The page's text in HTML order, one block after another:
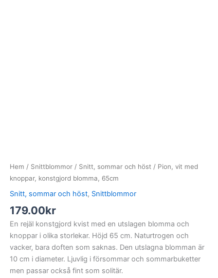
Hem / Snittblommor / Snitt, sommar och höst / Pion, vit med
knoppar, konstgjord blomma, 65cm
Snitt, sommar och höst, Snittblommor
179.00kr
En rejäl konstgjord kvist med en utslagen blomma och
knoppar i olika storlekar. Höjd 65 cm. Naturtrogen och
vacker, bara doften som saknas. Den utslagna blomman är
10 cm i diameter. Ljuvlig i försommar och sommarbuketter
men passar också fint som solitär.